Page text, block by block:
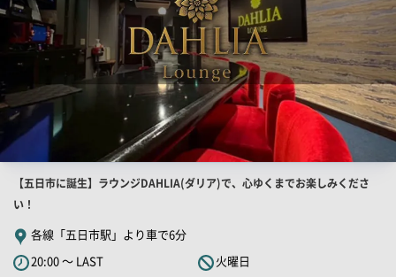
店
舗
PR
キ
ャ
【五日市に誕生】ラウンジDAHLIA(ダリア)で、心ゆくまでお楽しみくださ
い！
各線「五日市駅」より車で6分
20:00 ～ LAST
火曜日